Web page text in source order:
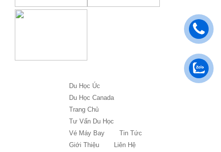
Du Học Úc
Du Học Canada
Trang Chủ
Tư Vấn Du Học
Vé Máy Bay
Tin Tức
Giới Thiệu
Liên Hệ